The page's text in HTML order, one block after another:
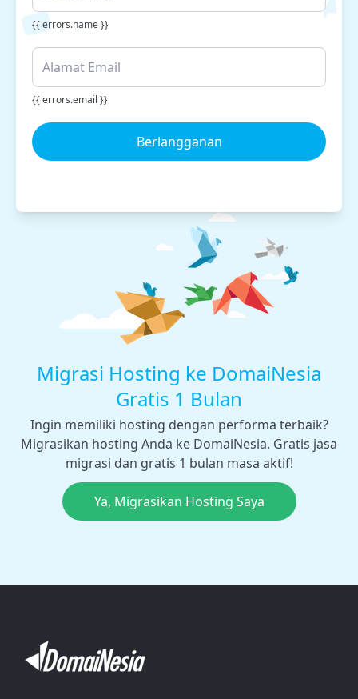
{{ errors.name }}
{{ errors.email }}
Berlangganan
Migrasi Hosting ke DomaiNesia
Gratis 1 Bulan
Ingin memiliki hosting dengan performa terbaik?
Migrasikan hosting Anda ke DomaiNesia. Gratis jasa
migrasi dan gratis 1 bulan masa aktif!
Ya, Migrasikan Hosting Saya